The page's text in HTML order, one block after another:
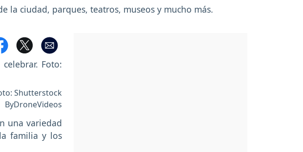
la ciudad, parques, teatros, museos y mucho más.
Shutterstock
ByDroneVideos
una variedad
familia y los